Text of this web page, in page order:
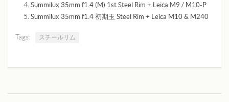
Summilux 35mm f1.4 (M) 1st Steel Rim + Leica M9 / M10-P
Summilux 35mm f1.4 初期玉 Steel Rim + Leica M10 & M240
Tags: スチールリム